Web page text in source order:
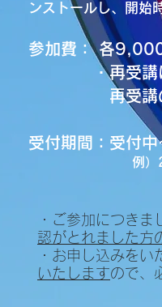
ンストールし、開始
参加費：各9
・再受講は
再受講の方は
受付期間： 受付中
例）
・ご参加につきま
認がとれました方
・​お申し込みをい
いたしますので、